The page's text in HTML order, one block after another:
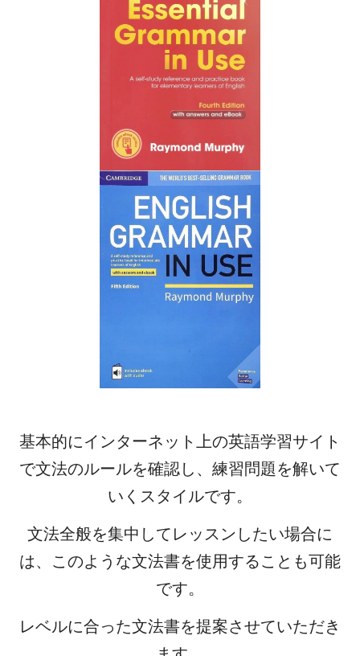
基本的にインターネット上の英語学習サイト
で文法のルールを確認し、練習問題を解いて
いくスタイルです。
文法全般を集中してレッスンしたい場合に
は、このような文法書を使用することも可能
です。
レベルに合った文法書を提案させていただき